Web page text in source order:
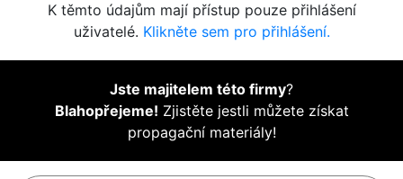
K těmto údajům mají přístup pouze přihlášení
uživatelé. Klikněte sem pro přihlášení.
Jste majitelem této firmy?
Blahopřejeme! Zjistěte jestli můžete získat
propagační materiály!